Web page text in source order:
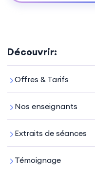
Découvrir:
Offres & Tarifs
Nos enseignants
Extraits de séances
Témoignage